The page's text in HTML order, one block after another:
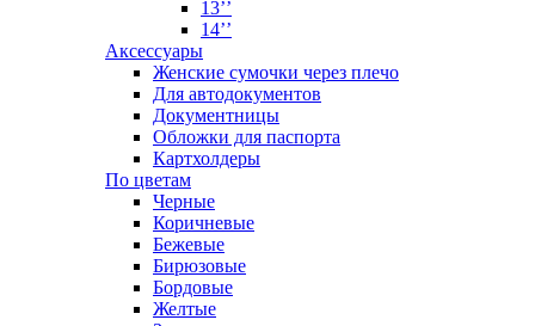
13’’
14’’
Аксессуары
Женские сумочки через плечо
Для автодокументов
Документницы
Обложки для паспорта
Картхолдеры
По цветам
Черные
Коричневые
Бежевые
Бирюзовые
Бордовые
Желтые